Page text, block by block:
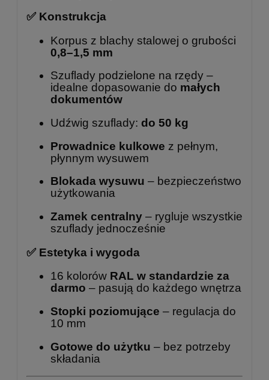
✅ Konstrukcja
Korpus z blachy stalowej o grubości
0,8–1,5 mm
Szuflady podzielone na rzędy –
idealne dopasowanie do małych
dokumentów
Udźwig szuflady: do 50 kg
Prowadnice kulkowe z pełnym,
płynnym wysuwem
Blokada wysuwu – bezpieczeństwo
użytkowania
Zamek centralny – rygluje wszystkie
szuflady jednocześnie
✅ Estetyka i wygoda
16 kolorów RAL w standardzie za
darmo – pasują do każdego wnętrza
Stopki poziomujące – regulacja do
10 mm
Gotowe do użytku – bez potrzeby
składania